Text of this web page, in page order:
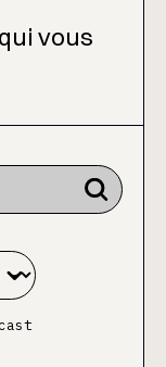
vous